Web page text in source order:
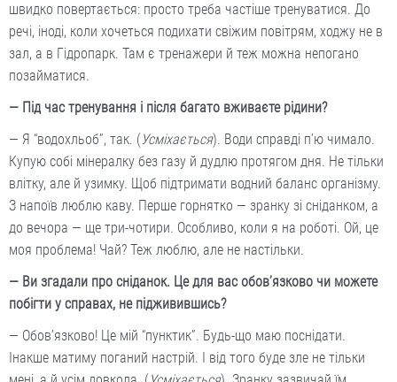
швидко повертається: просто треба частіше тренуватися. До
речі, іноді, коли хочеться подихати свіжим повітрям, ходжу не в
зал, а в Гідропарк. Там є тренажери й теж можна непогано
позайматися.
— Під час тренування і після багато вживаєте рідини?
— Я “водохльоб”, так. (Усміхається). Води справді п’ю чимало.
Купую собі мінералку без газу й дудлю протягом дня. Не тільки
влітку, але й узимку. Щоб підтримати водний баланс організму.
З напоїв люблю каву. Перше горнятко — зранку зі сніданком, а
до вечора — ще три-чотири. Особливо, коли я на роботі. Ой, це
моя проблема! Чай? Теж люблю, але не настільки.
— Ви згадали про сніданок. Це для вас обов’язково чи можете
побігти у справах, не підживившись?
— Обов’язково! Це мій “пунктик”. Будь-що маю поснідати.
Інакше матиму поганий настрій. І від того буде зле не тільки